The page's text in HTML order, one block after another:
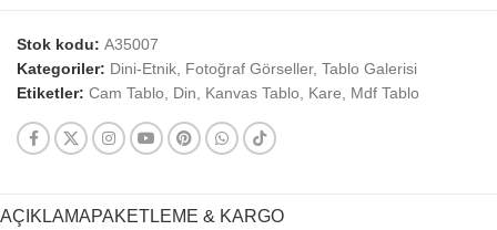
Stok kodu: A35007
Kategoriler: Dini-Etnik, Fotoğraf Görseller, Tablo Galerisi
Etiketler: Cam Tablo, Din, Kanvas Tablo, Kare, Mdf Tablo
AÇIKLAMAPAKETLEME & KARGO